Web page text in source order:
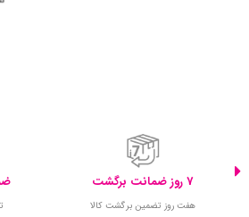
7 روز ضمانت برگشت
هفت روز تضمین برگشت کالا